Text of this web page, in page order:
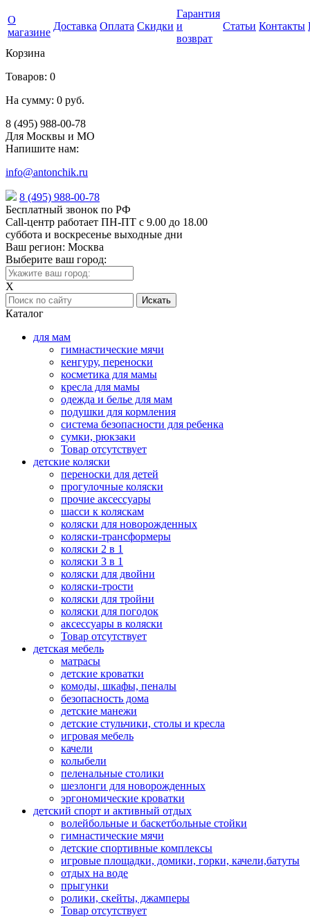
О
магазине
Доставка Оплата Скидки
Гарантия
и
возврат
Статьи Контакты
Корзина
Товаров: 0
На сумму: 0 руб.
8 (495) 988-00-78
Для Москвы и МО
Напишите нам:
info@antonchik.ru
8 (495) 988-00-78
Бесплатный звонок по РФ
Call-центр работает ПН-ПТ с 9.00 до 18.00
суббота и воскресенье выходные дни
Ваш регион: Москва
Выберите ваш город:
X
Каталог
для мам
гимнастические мячи
кенгуру, переноски
косметика для мамы
кресла для мамы
одежда и белье для мам
подушки для кормления
система безопасности для ребенка
сумки, рюкзаки
Товар отсутствует
детские коляски
переноски для детей
прогулочные коляски
прочие аксессуары
шасси к коляскам
коляски для новорожденных
коляски-трансформеры
коляски 2 в 1
коляски 3 в 1
коляски для двойни
коляски-трости
коляски для тройни
коляски для погодок
аксессуары в коляски
Товар отсутствует
детская мебель
матрасы
детские кроватки
комоды, шкафы, пеналы
безопасность дома
детские манежи
детские стульчики, столы и кресла
игровая мебель
качели
колыбели
пеленальные столики
шезлонги для новорожденных
эргономические кроватки
детский спорт и активный отдых
волейбольные и баскетбольные стойки
гимнастические мячи
детские спортивные комплексы
игровые площадки, домики, горки, качели,батуты
отдых на воде
прыгунки
ролики, скейты, джамперы
Товар отсутствует